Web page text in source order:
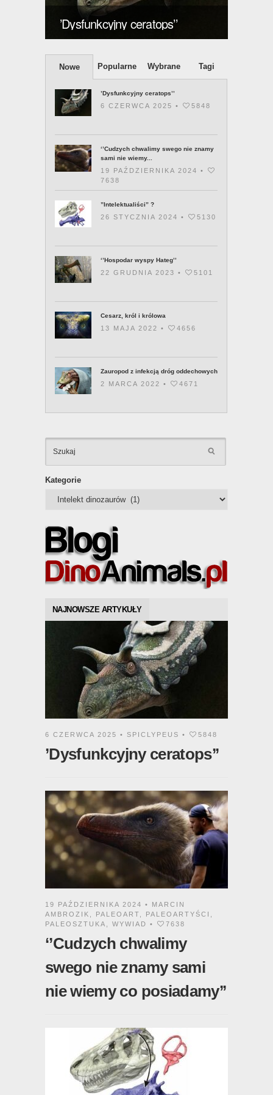
’Dysfunkcyjny ceratops’’
Nowe Popularne Wybrane Tagi
’Dysfunkcyjny ceratops’’
6 CZERWCA 2025 • 5848
‘’Cudzych chwalimy swego nie znamy
sami nie wiemy...
19 PAŹDZIERNIKA 2024 •
7638
”Intelektualiści” ?
26 STYCZNIA 2024 • 5130
‘’Hospodar wyspy Hateg’’
22 GRUDNIA 2023 • 5101
Cesarz, król i królowa
13 MAJA 2022 • 4656
Zauropod z infekcją dróg oddechowych
2 MARCA 2022 • 4671
Kategorie
NAJNOWSZE ARTYKUŁY
6 CZERWCA 2025 • SPICLYPEUS • 5848
’Dysfunkcyjny ceratops’’
19 PAŹDZIERNIKA 2024 • MARCIN
AMBROZIK
PALEOART PALEOARTYŚCI
PALEOSZTUKA
WYWIAD • 7638
‘’Cudzych chwalimy
swego nie znamy sami
nie wiemy co posiadamy’’